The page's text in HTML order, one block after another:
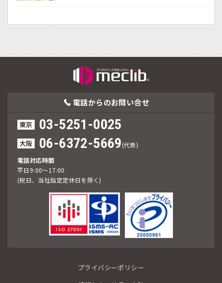
電話からのお問い合せ
東京 03-5251-0025
大阪 06-6372-5669(代表)
電話対応時間
平日9:00～17:00
(祝日、当社指定定休日を除く)
プライバシーポリシー